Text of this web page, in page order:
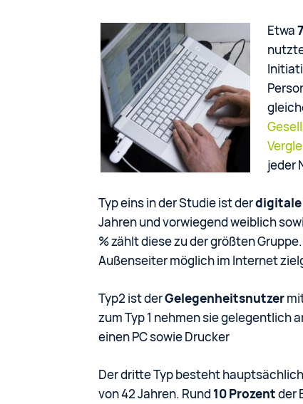
Etwa
jeder
Typ eins in der Studie ist derdigitale
Jahren und vorwiegend weiblich
% zählt diese zu der größten
Außenseiter möglich im Internet
Typ2 ist derGelegenheitsnutzer
zum Typ 1 nehmen sie gelegentlich
einen PC sowie Drucker
Der dritte Typ besteht
von 42 Jahren. Rund 10 Prozentder